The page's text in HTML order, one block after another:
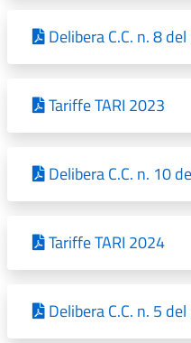
Delibera C.C. n. 8
Tariffe TARI 2023
Delibera C.C. n. 10
Tariffe TARI 2024
Delibera C.C. n. 5